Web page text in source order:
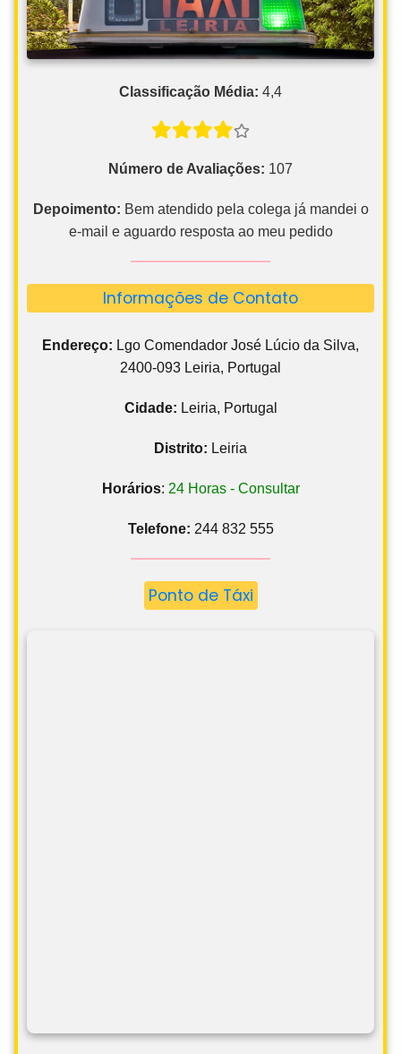
Classificação Média: 4,4
Número de Avaliações: 107
Depoimento: Bem atendido pela colega já mandei o
e-mail e aguardo resposta ao meu pedido
Informações de Contato
Endereço: Lgo Comendador José Lúcio da Silva,
2400-093 Leiria, Portugal
Cidade: Leiria, Portugal
Distrito: Leiria
Horários: 24 Horas - Consultar
Telefone: 244 832 555
Ponto de Táxi